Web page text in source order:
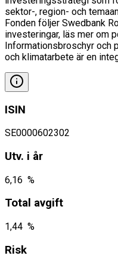
sektor-, region- och
Fonden följer Swedbank
investeringar, läs mer om
Informationsbroschyr och
och klimatarbete är en
ISIN
SE0000602302
Utv. i år
6,16 %
Total avgift
1,44 %
Risk